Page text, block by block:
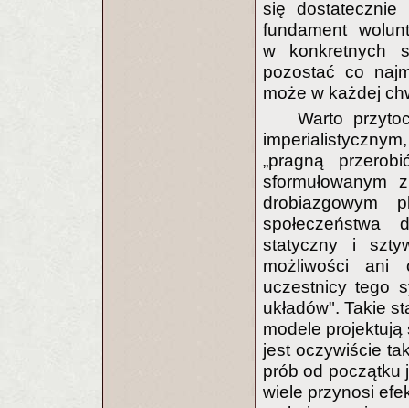
się dostatecznie
fundament
w konkretnych
pozostać co
może w każdej
Warto
„pragną
drobiazgowym
społeczeństwa
statyczny i
możliwości ani
uczestnicy tego
układów". Takie
modele
jest oczywiście
prób od początku
wiele przynosi